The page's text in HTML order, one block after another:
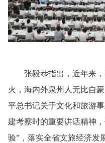
张毅恭指出，近年来，“
火，海内外泉州人无比自
平总书记关于文化和旅游
建考察时的重要讲话精神
验”，落实全省文旅经济发